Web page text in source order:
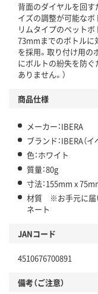
背面のダイヤルを回
イズの調整が可能なボ
リムタイプのペットボ
73mmまでのボトルに
を採用。取り付け用の
にボルトの紛失を防ぐ
ありません。）
商品仕様
メーカー：IBERA
ブランド：IBERA（イ
色：ホワイト
質量：80g
寸法：155mm x
材質 ※お手元に届
ネート
JANコード
4510676700891
備考（ご注意）